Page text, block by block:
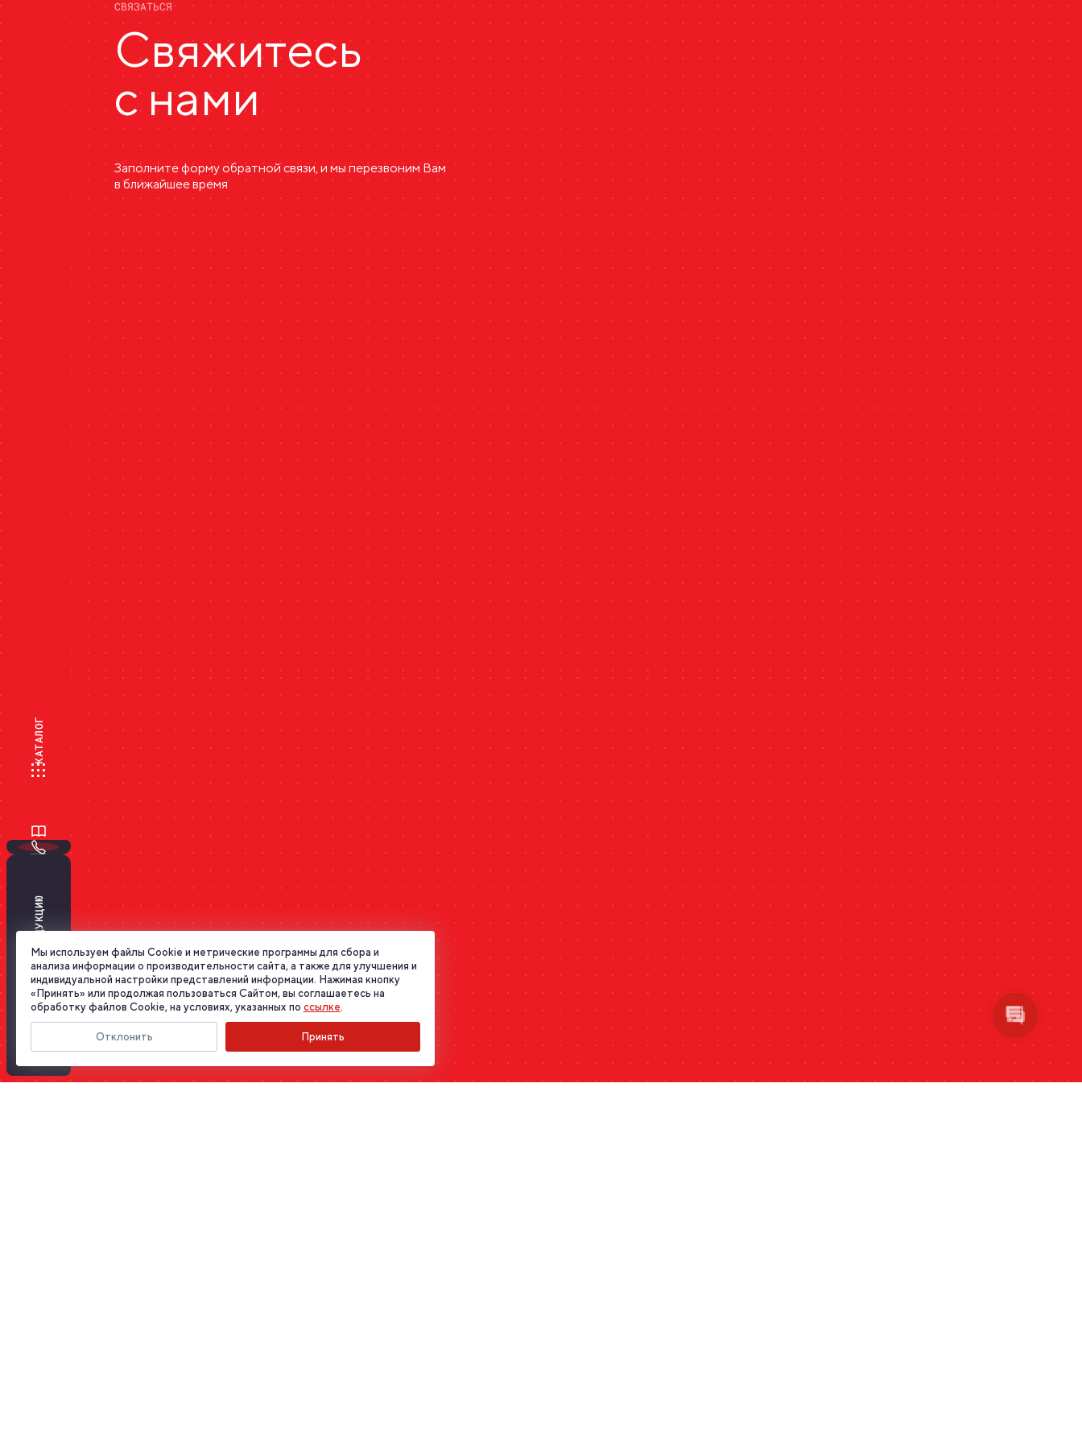
КАТАЛОГ
ПОДОБРАТЬ ПРОДУКЦИЮ
СВЯЗАТЬСЯ
Свяжитесь
с нами
Заполните форму обратной связи, и мы перезвоним Вам
в ближайшее время
Мы используем файлы Cookie и метрические программы для сбора и
анализа информации о производительности сайта, а также для улучшения и
индивидуальной настройки представлений информации. Нажимая кнопку
«Принять» или продолжая пользоваться Сайтом, вы соглашаетесь на
обработку файлов Cookie, на условиях, указанных по ссылке.
Отклонить Принять